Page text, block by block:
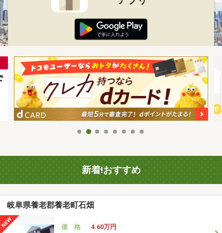
新着!おすすめ
岐阜県養老郡養老町石畑
価 格
4.60万円